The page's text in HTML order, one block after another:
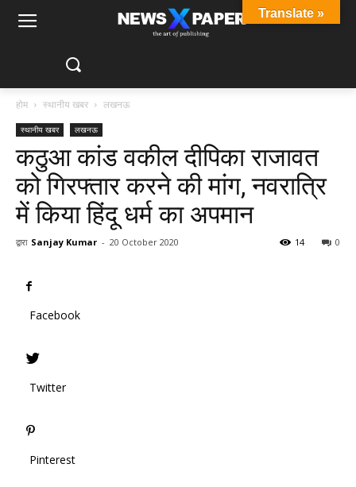
होम स्थानीय खबर लखनऊ
स्थानीय खबर लखनऊ
कठुआ कांड वकील दीपिका राजावत
को गिरफ्तार करने की मांग, नवरात्रि
में किया हिंदू धर्म का अपमान
द्वारा Sanjay Kumar - 20 October 2020 0
14
Facebook
Twitter
Pinterest
Translate »